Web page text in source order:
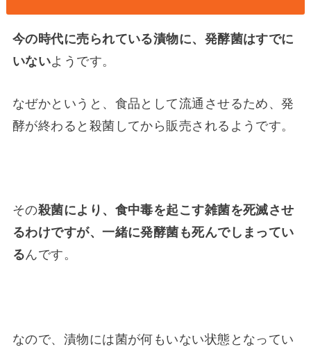
今の時代に売られている漬物に、発酵菌はすでに
いないようです。
なぜかというと、食品として流通させるため、発
酵が終わると殺菌してから販売されるようです。
その殺菌により、食中毒を起こす雑菌を死滅させ
るわけですが、一緒に発酵菌も死んでしまってい
るんです。
なので、漬物には菌が何もいない状態となってい